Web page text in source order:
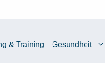
& Training Gesundheit